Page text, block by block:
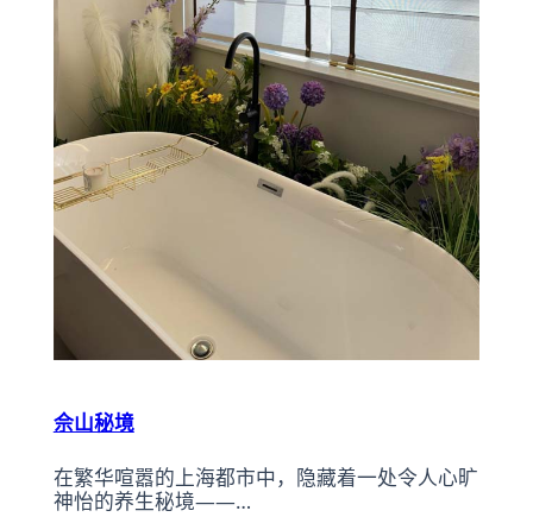
佘山秘境
在繁华喧嚣的上海都市中，隐藏着一处令人心旷
神怡的养生秘境——…